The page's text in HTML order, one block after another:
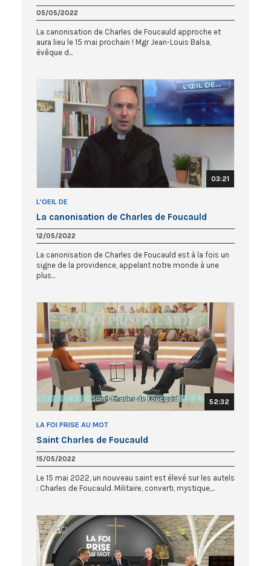
05/05/2022
La canonisation de Charles de Foucauld approche et
aura lieu le 15 mai prochain ! Mgr Jean-Louis Balsa,
évêque d...
03:21
L'OEIL DE
La canonisation de Charles de Foucauld
12/05/2022
La canonisation de Charles de Foucauld est à la fois un
signe de la providence, appelant notre monde à une
plus...
52:32
LA FOI PRISE AU MOT
Saint Charles de Foucauld
15/05/2022
Le 15 mai 2022, un nouveau saint est élevé sur les autels
: Charles de Foucauld. Militaire, converti, mystique,...